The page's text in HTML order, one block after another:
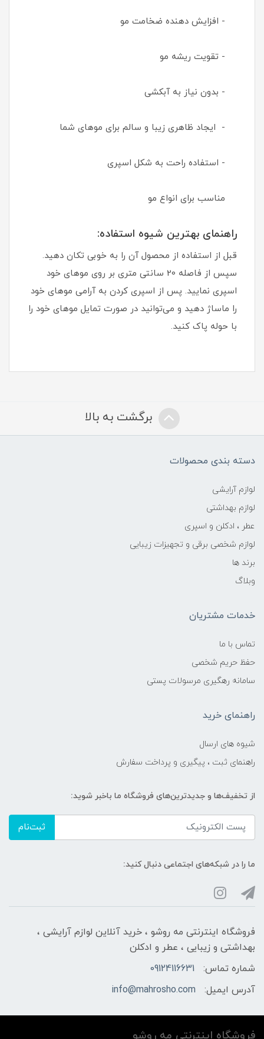
- افزایش دهنده ضخامت مو
- تقویت ریشه مو
- بدون نیاز به آبکشی
- ایجاد ظاهری زیبا و سالم برای موهای شما
- استفاده راحت به شکل اسپری
مناسب برای انواع مو
راهنمای بهترین شیوه استفاده:
قبل از استفاده از محصول آن را به خوبی تکان دهید.
سپس از فاصله 20 سانتی متری بر روی موهای خود
اسپری نمایید. پس از اسپری کردن به آرامی موهای خود
را ماساژ دهید و می‌توانید در صورت تمایل موهای خود را
با حوله پاک کنید.
برگشت به بالا
دسته بندی محصولات
لوازم آرایشی
لوازم بهداشتی
عطر ، ادکلن و اسپری
لوازم شخصی برقی و تجهیزات زیبایی
برند ها
وبلاگ
خدمات مشتریان
تماس با ما
حفظ حریم شخصی
سامانه رهگیری مرسولات پستی
راهنمای خرید
شیوه های ارسال
راهنمای ثبت ، پیگیری و پرداخت سفارش
از تخفیف‌ها و جدیدترین‌های فروشگاه ما باخبر شوید:
ثبت‌نام
ما را در شبکه‌های اجتماعی دنبال کنید:
فروشگاه اینترنتی مه‌ رو‌شو ، خرید آنلاین لوازم آرایشی ،
بهداشتی و زیبایی ، عطر و ادکلن
شماره تماس:
09124116631
آدرس ایمیل:
info@mahrosho.com
فروشگاه اینترنتی مه‌ رو‌شو